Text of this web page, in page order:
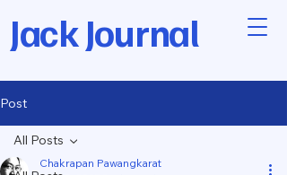
Jack Journal
Post
All Posts
Chakrapan Pawangkarat